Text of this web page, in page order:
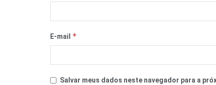
E-mail *
Salvar meus dados neste navegador para a